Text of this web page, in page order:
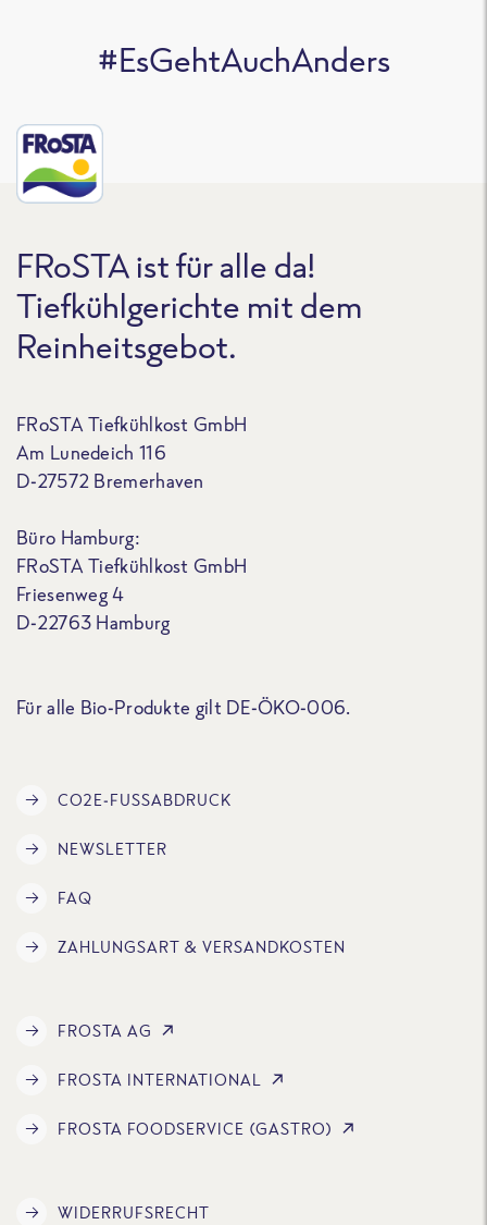
#EsGehtAuchAnders
FRoSTA ist für alle da!
Tiefkühlgerichte mit dem
Reinheitsgebot.
FRoSTA Tiefkühlkost GmbH
Am Lunedeich 116
D-27572 Bremerhaven
Büro Hamburg:
FRoSTA Tiefkühlkost GmbH
Friesenweg 4
D-22763 Hamburg
Für alle Bio-Produkte gilt DE-ÖKO-006.
CO2E-FUSSABDRUCK
NEWSLETTER
FAQ
ZAHLUNGSART & VERSANDKOSTEN
FROSTA AG
FROSTA INTERNATIONAL
FROSTA FOODSERVICE (GASTRO)
WIDERRUFSRECHT